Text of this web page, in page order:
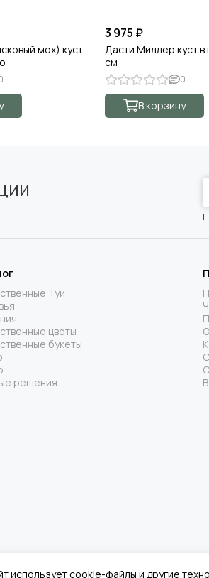
мох) куст
3 975 ₽
Дасти Миллер куст
см
0
В корзину
Туи
цветы
букеты
решения
использует cookie-файлы и другие